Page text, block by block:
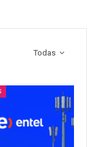
Todas